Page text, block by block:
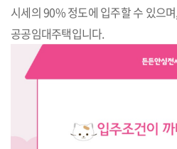
시세의 90% 정도에 입주할 수 있으
공공임대주택입니다.